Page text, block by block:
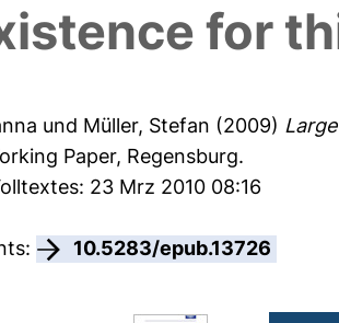
for
und Müller, Stefan (2009)
Paper, Regensburg.
23 Mrz 2010 08:16
10.5283/epub.13726